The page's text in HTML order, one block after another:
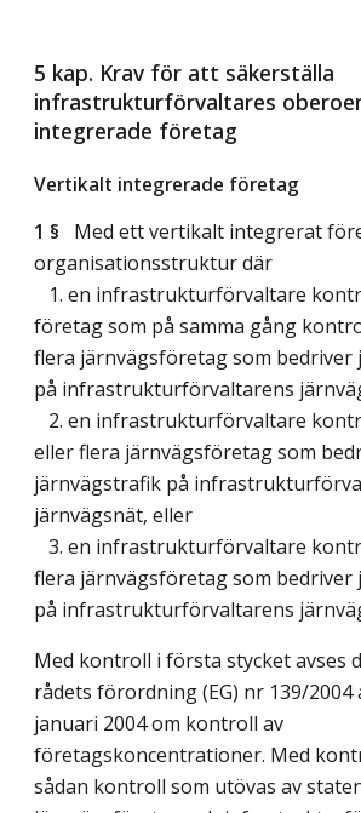
5 kap. Krav för att säkerställa
infrastrukturförvaltares
integrerade företag
Vertikalt integrerade företag
1 § Med ett vertikalt integrerat
organisationsstruktur där
1. en infrastrukturförvaltare
företag som på samma gång
flera järnvägsföretag som bedriver
på infrastrukturförvaltarens
2. en infrastrukturförvaltare
eller flera järnvägsföretag som
järnvägstrafik på
järnvägsnät, eller
3. en infrastrukturförvaltare
flera järnvägsföretag som bedriver
på infrastrukturförvaltarens
Med kontroll i första stycket avses
rådets förordning (EG) nr 139/2004
januari 2004 om kontroll av
företagskoncentrationer. Med
sådan kontroll som utövas av